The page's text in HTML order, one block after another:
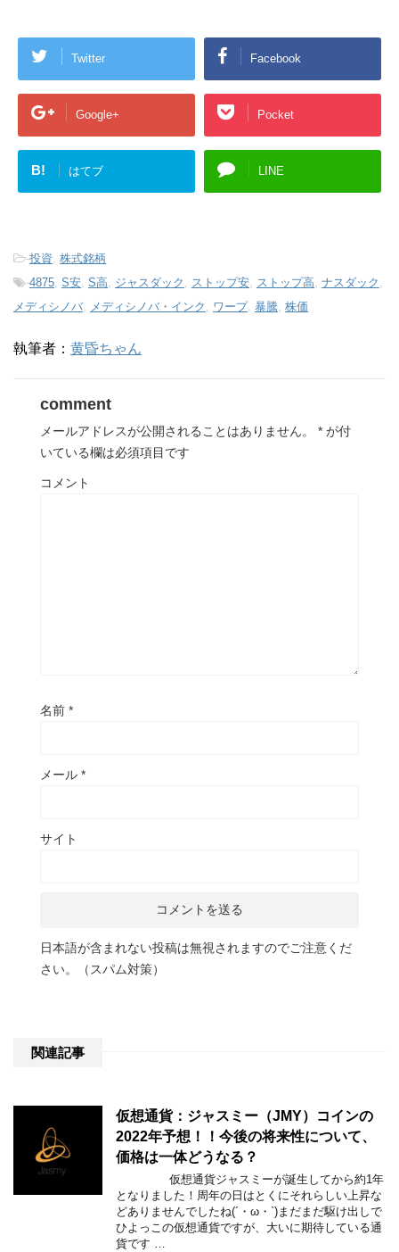
Twitter Facebook
Google+ Pocket
B! はてブ LINE
-投資 株式銘柄
-4875 S安 S高 ジャスダック ストップ安 ストップ高 ナスダック
メディシノバ
メディシノバ・インク ワープ, 暴騰 株価
執筆者： 黄昏ちゃん
comment
メールアドレスが公開されることはありません。 * が付
いている欄は必須項目です
コメント
名前 *
メール *
サイト
日本語が含まれない投稿は無視されますのでご注意くだ
さい。（スパム対策）
関連記事
仮想通貨：ジャスミー（JMY）コインの
2022年予想！！今後の将来性について、
価格は一体どうなる？
仮想通貨ジャスミーが誕生してから約1年
となりました！周年の日はとくにそれらしい上昇な
どありませんでしたね(´・ω・`)まだまだ駆け出しで
ひよっこの仮想通貨ですが、大いに期待している通
貨です …